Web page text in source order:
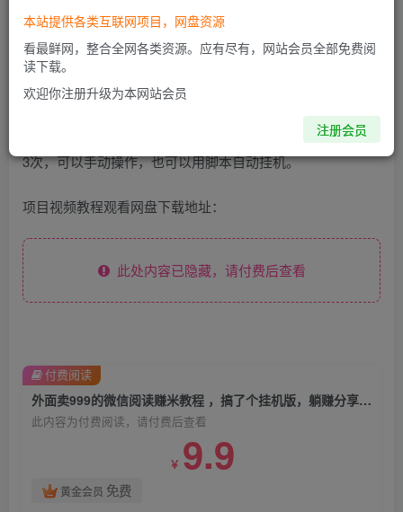
频;1000金币换1毛钱，3000金币以后可提现，每天可以提现
3次，可以手动操作，也可以用脚本自动挂机。
项目视频教程观看网盘下载地址：
此处内容已隐藏，请付费后查看
外面卖999的微信阅读赚米教程 ，搞了个挂机版，躺赚分享给大家
此内容为付费阅读，请付费后查看
￥ 9.9
黄金会员 免费
付费阅读
本站提供各类互联网项目，网盘资源
看最鲜网，整合全网各类资源。应有尽有，网站会员全部免费阅
读下载。
欢迎你注册升级为本网站会员
注册会员